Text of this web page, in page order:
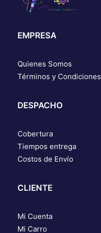
EMPRESA
Quienes Somos
Términos y Condiciones
DESPACHO
Cobertura
Tiempos entrega
Costos de Envío
CLIENTE
Mi Cuenta
Mi Carro